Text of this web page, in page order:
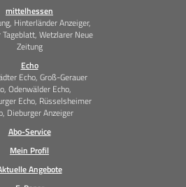
mittelhessen
Hinterländer Anzeiger,
Tageblatt, Wetzlarer Neue
Zeitung
Echo
Echo, Groß-Gerauer
Odenwälder Echo,
Echo, Rüsselsheimer
Dieburger Anzeiger
Abo-Service
Mein Profil
Angebote